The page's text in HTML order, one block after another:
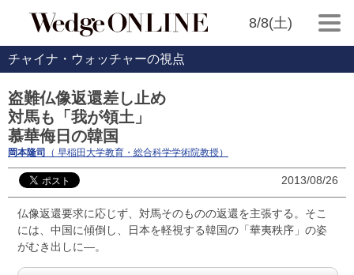
8/8(土)
チャイナ・ウォッチャーの視点
盗難仏像返還差し止め
対馬も「我が領土」
慕華侮日の韓国
岡本隆司 （ 早稲田大学教育・総合科学学術院教授）
2013/08/26
仏像返還要求に応じず、対馬そのものの返還を主張する。そこ
には、中国に傾倒し、日本を軽視する韓国の「華夷秩序」の姿
がむき出しに―。